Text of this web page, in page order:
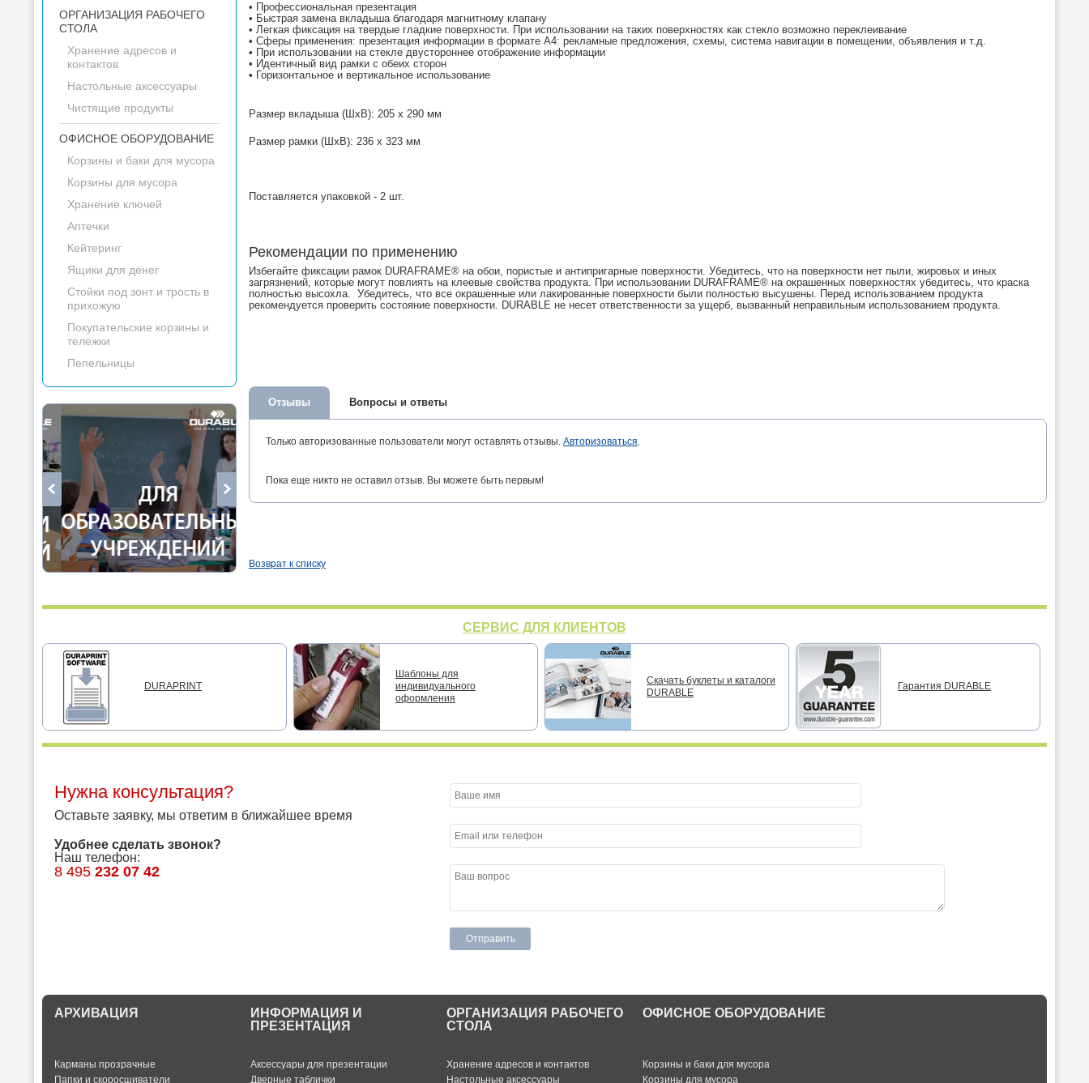
ОРГАНИЗАЦИЯ РАБОЧЕГО
СТОЛА
Хранение адресов и
контактов
Настольные аксессуары
Чистящие продукты
ОФИСНОЕ ОБОРУДОВАНИЕ
Корзины и баки для мусора
Корзины для мусора
Хранение ключей
Аптечки
Кейтеринг
Ящики для денег
Стойки под зонт и трость в
прихожую
Покупательские корзины и
тележки
Пепельницы
• Профессиональная презентация
• Быстрая замена вкладыша благодаря магнитному клапану
• Легкая фиксация на твердые гладкие поверхности. При использовании на таких поверхностях как стекло возможно переклеивание
• Сферы применения: презентация информации в формате А4: рекламные предложения, схемы, система навигации в помещении, объявления и т.д.
• При использовании на стекле двустороннее отображение информации
• Идентичный вид рамки с обеих сторон
• Горизонтальное и вертикальное использование
Размер вкладыша (ШхВ): 205 х 290 мм
Размер рамки (ШхВ): 236 х 323 мм
Поставляется упаковкой - 2 шт.
Рекомендации по применению
Избегайте фиксации рамок DURAFRAME® на обои, пористые и антипригарные поверхности. Убедитесь, что на поверхности нет пыли, жировых и иных
загрязнений, которые могут повлиять на клеевые свойства продукта. При использовании DURAFRAME® на окрашенных поверхностях убедитесь, что краска
полностью высохла. Убедитесь, что все окрашенные или лакированные поверхности были полностью высушены. Перед использованием продукта
рекомендуется проверить состояние поверхности. DURABLE не несет ответственности за ущерб, вызванный неправильным использованием продукта.
Отзывы Вопросы и ответы
Только авторизованные пользователи могут оставлять отзывы. Авторизоваться.
Пока еще никто не оставил отзыв. Вы можете быть первым!
Возврат к списку
СЕРВИС ДЛЯ КЛИЕНТОВ
DURAPRINT
Шаблоны для
индивидуального
оформления
Скачать буклеты и каталоги
DURABLE
Гарантия DURABLE
Нужна консультация?
Оставьте заявку, мы ответим в ближайшее время
Удобнее сделать звонок?
Наш телефон:
8 495 232 07 42
АРХИВАЦИЯ
Карманы прозрачные
Папки и скоросшиватели
ИНФОРМАЦИЯ И
ПРЕЗЕНТАЦИЯ
Аксессуары для презентации
Дверные таблички
ОРГАНИЗАЦИЯ РАБОЧЕГО
СТОЛА
Хранение адресов и контактов
Настольные аксессуары
ОФИСНОЕ ОБОРУДОВАНИЕ
Корзины и баки для мусора
Корзины для мусора